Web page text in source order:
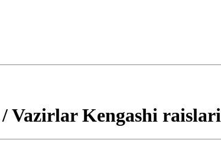
Vazirlar Kengashi raislari